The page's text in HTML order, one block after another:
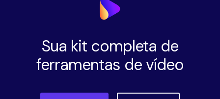
Sua kit completa de
ferramentas de vídeo